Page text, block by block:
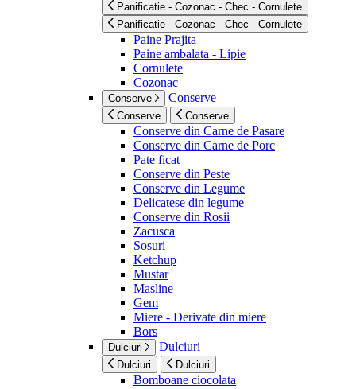
Panificatie - Cozonac - Chec - Cornulete
Panificatie - Cozonac - Chec - Cornulete
Paine Prajita
Paine ambalata - Lipie
Cornulete
Cozonac
Conserve Conserve
Conserve Conserve
Conserve din Carne de Pasare
Conserve din Carne de Porc
Pate ficat
Conserve din Peste
Conserve din Legume
Delicatese din legume
Conserve din Rosii
Zacusca
Sosuri
Ketchup
Mustar
Masline
Gem
Miere - Derivate din miere
Bors
Dulciuri Dulciuri
Dulciuri Dulciuri
Bomboane ciocolata